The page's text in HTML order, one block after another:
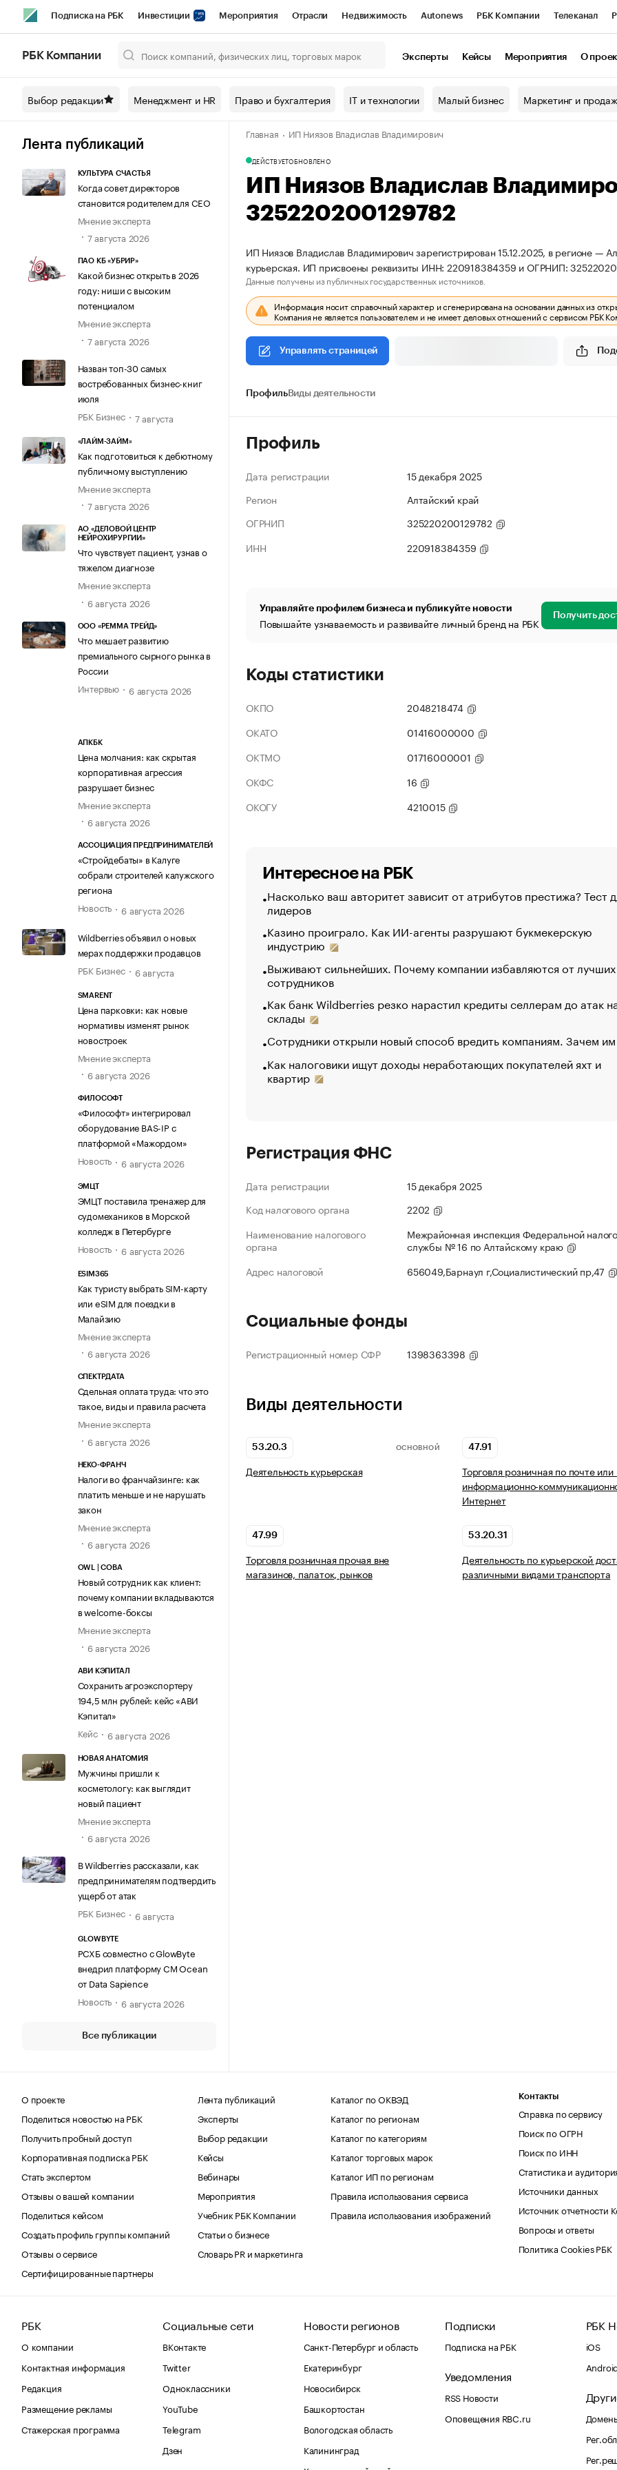
Подписка на РБК Инвестиции Мероприятия Отрасли Недвижимость Autonews РБК Компании Телеканал
Спецпроекты СПб Конференции СПб Спецпроекты Проверка контрагентов
Технологии и медиа Рынок наличной валюты
РБК Компании Эксперты Кейсы Мероприятия О
Выбор редакции Менеджмент и HR Право и бухгалтерия IT и технологии Малый бизнес Маркетинг и
Лента публикаций
КУЛЬТУРА СЧАСТЬЯ
Когда совет директоров
становится родителем для CEO
Мнение эксперта
7 августа 2026
ПАО КБ «УБРИР»
Какой бизнес открыть в 2026
году: ниши с высоким
потенциалом
Мнение эксперта
7 августа 2026
Назван топ-30 самых
востребованных бизнес-книг
июля
РБК Бизнес
7 августа
«ЛАЙМ-ЗАЙМ»
Как подготовиться к дебютному
публичному выступлению
Мнение эксперта
7 августа 2026
АО «ДЕЛОВОЙ ЦЕНТР
НЕЙРОХИРУРГИИ»
Что чувствует пациент, узнав о
тяжелом диагнозе
Мнение эксперта
6 августа 2026
ООО «РЕММА ТРЕЙД»
Что мешает развитию
премиального сырного рынка в
России
Интервью
6 августа 2026
АПКБК
Цена молчания: как скрытая
корпоративная агрессия
разрушает бизнес
Мнение эксперта
6 августа 2026
АССОЦИАЦИЯ ПРЕДПРИНИМАТЕЛЕЙ
«Стройдебаты» в Калуге
собрали строителей калужского
региона
Новость
6 августа 2026
Wildberries объявил о новых
мерах поддержки продавцов
РБК Бизнес
6 августа
SMARENT
Цена парковки: как новые
нормативы изменят рынок
новостроек
Мнение эксперта
6 августа 2026
ФИЛОСОФТ
«Философт» интегрировал
оборудование BAS-IP с
платформой «Мажордом»
Новость
6 августа 2026
ЭМЦТ
ЭМЦТ поставила тренажер для
судомехаников в Морской
колледж в Петербурге
Новость
6 августа 2026
ESIM365
Как туристу выбрать SIM-карту
или eSIM для поездки в
Малайзию
Мнение эксперта
6 августа 2026
СПЕКТРДАТА
Сдельная оплата труда: что это
такое, виды и правила расчета
Мнение эксперта
6 августа 2026
НЕКО-ФРАНЧ
Налоги во франчайзинге: как
платить меньше и не нарушать
закон
Мнение эксперта
6 августа 2026
OWL | СОВА
Новый сотрудник как клиент:
почему компании вкладываются
в welcome-боксы
Мнение эксперта
6 августа 2026
АВИ КЭПИТАЛ
Сохранить агроэкспортеру
194,5 млн рублей: кейс «АВИ
Кэпитал»
Кейс
6 августа 2026
НОВАЯ АНАТОМИЯ
Мужчины пришли к
косметологу: как выглядит
новый пациент
Мнение эксперта
6 августа 2026
В Wildberries рассказали, как
предпринимателям подтвердить
ущерб от атак
РБК Бизнес
6 августа
GLOWBYTE
РСХБ совместно с GlowByte
внедрил платформу CM Ocean
от Data Sapience
Новость
6 августа 2026
Все публикации
Главная ИП Ниязов Владислав Владимирович
ДЕЙСТВУЕТОБНОВЛЕНО
ИП Ниязов Владислав
325220200129782
ИП Ниязов Владислав Владимирович зарегистрирован 15.12.2025, в регионе —
курьерская. ИП присвоены реквизиты ИНН: 220918384359 и ОГРНИП:
Данные получены из публичных государственных источников.
Информация носит справочный характер и сгенерирована на основании данных из
Компания не является пользователем и не имеет деловых отношений с сервисом РБК
Управлять страницей
ПрофильВиды деятельности
Профиль
Дата регистрации
15 декабря 2025
Регион
Алтайский край
ОГРНИП
325220200129782
ИНН
220918384359
Управляйте профилем бизнеса и публикуйте новости
Повышайте узнаваемость и развивайте личный бренд на РБК Получить
Коды статистики
ОКПО
2048218474
ОКАТО
01416000000
ОКТМО
01716000001
ОКФС
16
ОКОГУ
4210015
Интересное на РБК
Насколько ваш авторитет зависит от атрибутов престижа? Тест
лидеров
Казино проиграло. Как ИИ-агенты разрушают букмекерскую
индустрию
Выживают сильнейших. Почему компании избавляются от лучших
сотрудников
Как банк Wildberries резко нарастил кредиты селлерам до атак
склады
Сотрудники открыли новый способ вредить компаниям. Зачем
Как налоговики ищут доходы неработающих покупателей яхт и
квартир
Регистрация ФНС
Дата регистрации
15 декабря 2025
Код налогового органа
2202
Наименование налогового
органа
Межрайонная инспекция Федеральной
службы № 16 по Алтайскому краю
Адрес налоговой
656049,Барнаул г,Социалистический пр,47
Социальные фонды
Регистрационный номер СФР 1398363398
Виды деятельности
53.20.3 ОСНОВНОЙ
Деятельность курьерская
47.91
Торговля розничная по почте или
информационно-
Интернет
47.99
Торговля розничная прочая вне
магазинов, палаток, рынков
53.20.31
Деятельность по курьерской
различными видами транспорта
О проекте
Поделиться новостью на РБК
Получить пробный доступ
Корпоративная подписка РБК
Стать экспертом
Отзывы о вашей компании
Поделиться кейсом
Создать профиль группы компаний
Отзывы о сервисе
Сертифицированные партнеры
Лента публикаций
Эксперты
Выбор редакции
Кейсы
Вебинары
Мероприятия
Учебник РБК Компании
Статьи о бизнесе
Словарь PR и маркетинга
Каталог по ОКВЭД
Каталог по регионам
Каталог по категориям
Каталог торговых марок
Каталог ИП по регионам
Правила использования сервиса
Правила использования изображений
Контакты
Справка по сервису
Поиск по ОГРН
Поиск по ИНН
Статистика и
Источники данных
Источник отчетности
Вопросы и ответы
Политика Cookies РБК
РБК
О компании
Контактная информация
Редакция
Размещение рекламы
Стажерская программа
Социальные сети
ВКонтакте
Twitter
Одноклассники
YouTube
Telegram
Дзен
Новости регионов
Санкт-Петербург и область
Екатеринбург
Новосибирск
Башкортостан
Вологодская область
Калининград
Подписки
Подписка на РБК
Уведомления
RSS Новости
Оповещения RBC.ru
РБК
iOS